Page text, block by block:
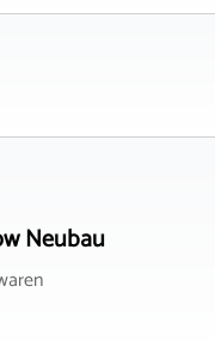
Neubau